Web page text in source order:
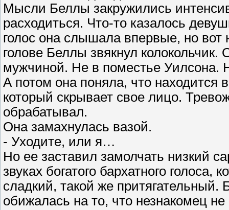
Мысли Беллы закружились
расходиться. Что-то казалось
голос она слышала впервые, но
голове Беллы звякнул
мужчиной. Не в поместье Уилсона.
А потом она поняла, что находится
который скрывает свое лицо.
обрабатывал.
Она замахнулась вазой.
- Уходите, или я…
Но ее заставил замолчать низкий
звуках богатого бархатного
сладкий, такой же
обижалась на то, что незнакомец